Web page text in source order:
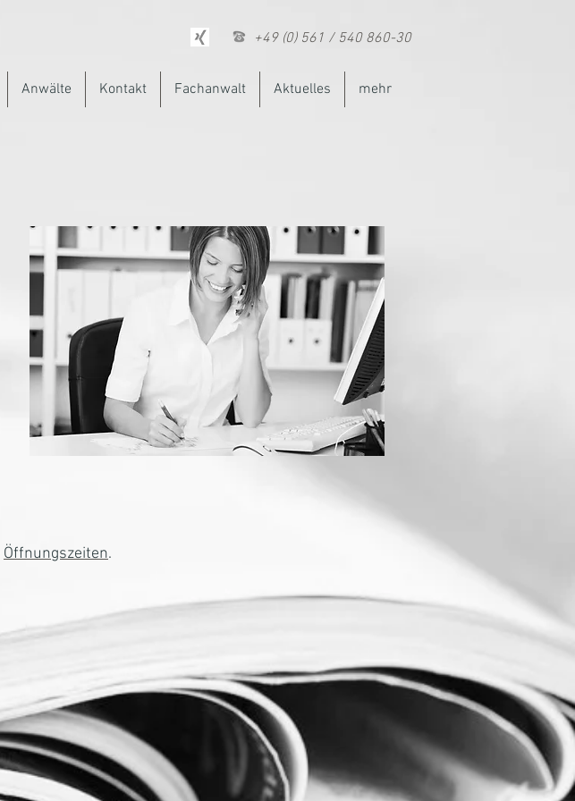
+49 (0) 561 / 540 860-30
Anwälte Kontakt Fachanwalt Aktuelles mehr
Öffnungszeiten.